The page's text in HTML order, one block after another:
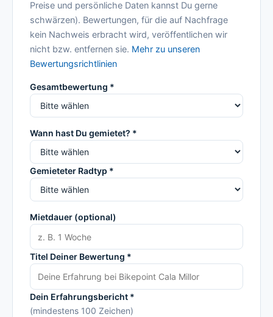
Preise und persönliche Daten kannst Du gerne
schwärzen). Bewertungen, für die auf Nachfrage
kein Nachweis erbracht wird, veröffentlichen wir
nicht bzw. entfernen sie. Mehr zu unseren
Bewertungsrichtlinien
Gesamtbewertung *
Wann hast Du gemietet? *
Gemieteter Radtyp *
Mietdauer (optional)
Titel Deiner Bewertung *
Dein Erfahrungsbericht *
(mindestens 100 Zeichen)